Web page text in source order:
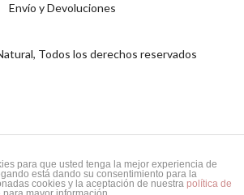
Envío y Devoluciones
Todos los derechos reservados
para que usted tenga la mejor experiencia de
está dando su consentimiento para la
cookies y la aceptación de nuestra política de